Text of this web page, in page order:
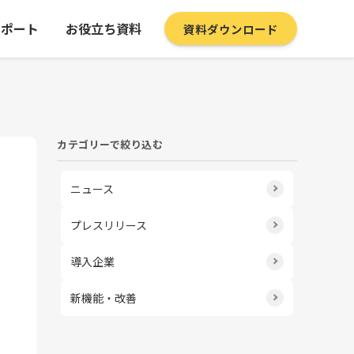
ート お役立ち資料 資料ダウンロード
カテゴリーで絞り込む
ニュース
プレスリリース
導入企業
新機能・改善